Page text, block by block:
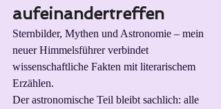
aufeinandertreffen
Sternbilder, Mythen und Astronomie – mein
neuer Himmelsführer verbindet
wissenschaftliche Fakten mit literarischem
Erzählen.
Der astronomische Teil bleibt sachlich: alle